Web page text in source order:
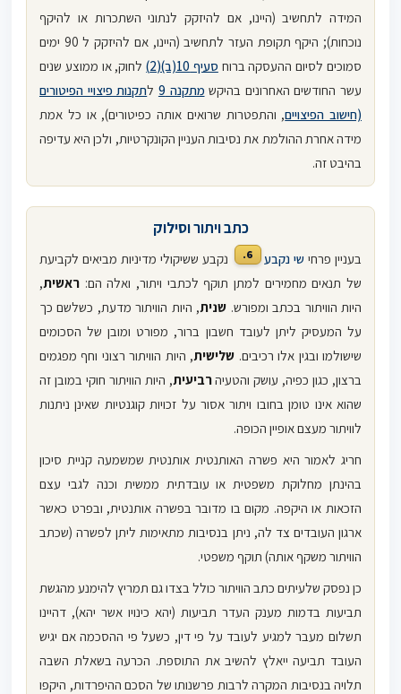
המידה לתחשיב (היינו, אם להיזקק לנתוני השתכרות או להיקף
נוכחות); היקף תקופת העזר לתחשיב (היינו, אם להיזקק ל 90 ימים
סמוכים לסיום ההעסקה ברוח סעיף 10(ב)(2)
לחוק, או ממוצע שנים
עשר החודשים האחרונים בהיקש מתקנה 9 לתקנות פיצויי הפיטורים
(חישוב הפיצויים, והתפטרות שרואים אותה כפיטורים), או כל אמת
מידה אחרת ההולמת את נסיבות העניין הקונקרטיות, ולכן היא עדיפה
בהיבט זה.
כתב ויתור וסילוק
בעניין פרחי שי נקבע 6.
נקבע ששיקולי מדיניות מביאים לקביעת
של תנאים מחמירים למתן תוקף לכתבי ויתור, ואלה הם: ראשית,
היות הוויתור בכתב ומפורש. שנית, היות הוויתור מדעת, כשלשם כך
על המעסיק ליתן לעובד חשבון ברור, מפורט ומובן של הסכומים
שישולמו ובגין אלו רכיבים. שלישית, היות הוויתור רצוני וחף מפגמים
ברצון, כגון כפיה, עושק והטעיהרביעית, היות הוויתור חוקי במובן זה
שהוא אינו טומן בחובו ויתור אסור על זכויות קוגנטיות שאינן ניתנות
לוויתור מעצם אופיין הכופה.
חריג לאמור היא פשרה האותנטית אותנטית שמשמעה קניית סיכון
בהינתן מחלוקת משפטית או עובדתית ממשית וכנה לגבי עצם
הזכאות או היקפה. מקום בו מדובר בפשרה אותנטית, ובפרט כאשר
ארגון העובדים צד לה, ניתן בנסיבות מתאימות ליתן לפשרה (שכתב
הוויתור משקף אותה) תוקף משפטי.
כן נפסק שלעיתים כתב הוויתור כולל בצדו גם תמריץ להימנע מהגשת
תביעות בדמות מענק העדר תביעות (יהא כינויו אשר יהא), דהיינו
תשלום מעבר למגיע לעובד על פי דין, כשעל פי ההסכמה אם יגיש
העובד תביעה ייאלץ להשיב את התוספת. הכרעה בשאלת השבה
תלויה בנסיבות המקרה לרבות פרשנותו של הסכם ההיפרדות, היקפו